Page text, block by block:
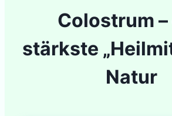
Colostrum –
stärkste
Natur